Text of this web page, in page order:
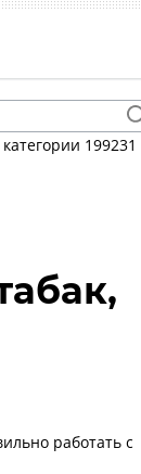
199231
работать с